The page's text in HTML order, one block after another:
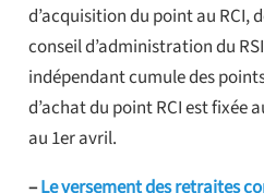
d’acquisition du point au RCI,
conseil d’administration du
indépendant cumule des
d’achat du point RCI est fixée
au 1er avril.
–Le versement des retraites